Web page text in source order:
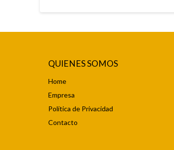
QUIENES SOMOS
Home
Empresa
Política de Privacidad
Contacto